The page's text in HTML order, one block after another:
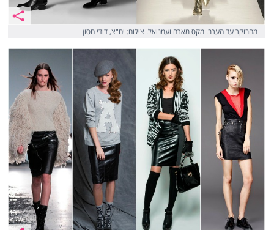
מהבוקר עד הערב. מקס מארה ועמנואל. צילום: יח"צ, דודי חסון